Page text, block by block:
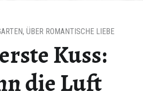
Kuss:
die Luft
, ÜBER ROMANTISCHE LIEBE